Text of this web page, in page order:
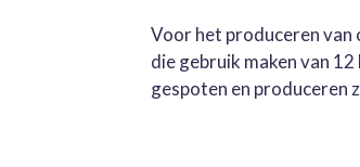
Voor het produceren van
die gebruik maken van
gespoten en produceren